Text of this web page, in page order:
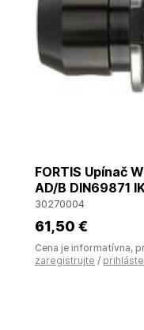
FORTIS Upínač
AD/B DIN69871
30270004
61,50 €
Cena je informatívna,
zaregistrujte / prihláste